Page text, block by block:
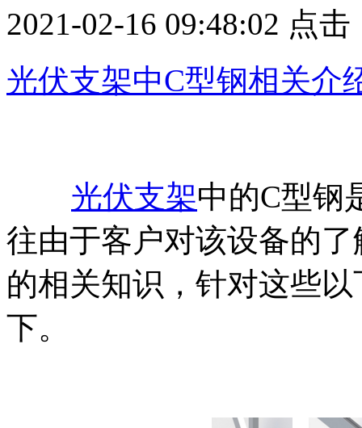
2021-02-16 09:48:02 点击
光伏支架中C型钢相关介
光伏支架中的C型钢
往由于客户对该设备的
的相关知识，针对这些
下。